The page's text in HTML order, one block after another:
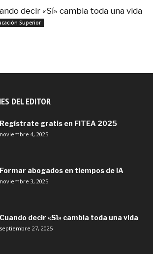
decir «Sí» cambia toda una vida
Superior
DEL EDITOR
Regístrate gratis en FITEA 2025
noviembre 4, 2025
Formar abogados en tiempos de IA
noviembre 3, 2025
Cuando decir «Sí» cambia toda una vida
septiembre 27, 2025